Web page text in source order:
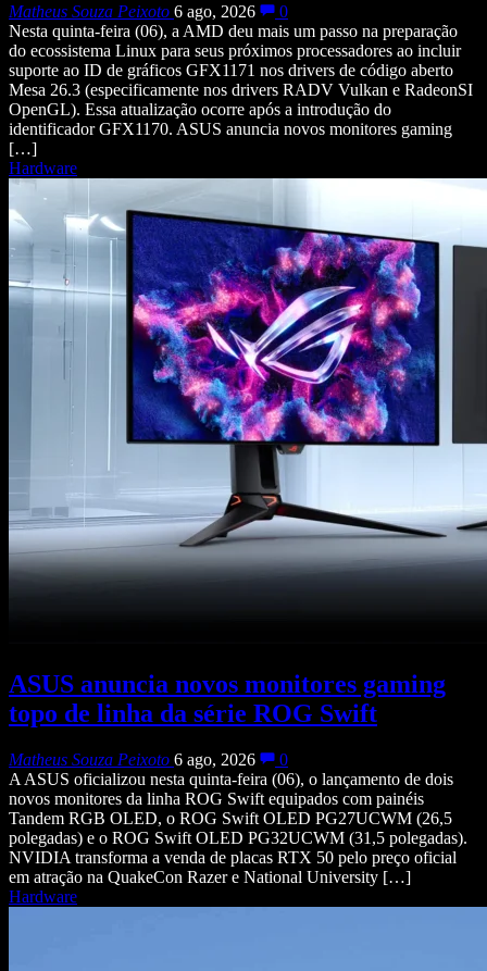
Matheus Souza Peixoto 6 ago, 2026
0
Nesta quinta-feira (06), a AMD deu mais um passo na preparação
do ecossistema Linux para seus próximos processadores ao incluir
suporte ao ID de gráficos GFX1171 nos drivers de código aberto
Mesa 26.3 (especificamente nos drivers RADV Vulkan e RadeonSI
OpenGL). Essa atualização ocorre após a introdução do
identificador GFX1170. ASUS anuncia novos monitores gaming
[…]
Hardware
ASUS anuncia novos monitores gaming
topo de linha da série ROG Swift
Matheus Souza Peixoto 6 ago, 2026
0
A ASUS oficializou nesta quinta-feira (06), o lançamento de dois
novos monitores da linha ROG Swift equipados com painéis
Tandem RGB OLED, o ROG Swift OLED PG27UCWM (26,5
polegadas) e o ROG Swift OLED PG32UCWM (31,5 polegadas).
NVIDIA transforma a venda de placas RTX 50 pelo preço oficial
em atração na QuakeCon Razer e National University […]
Hardware